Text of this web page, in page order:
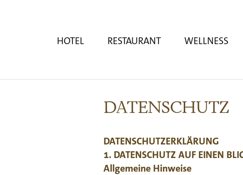
HOTEL RESTAURANT WELLNESS
DATENSCHUTZ
DATENSCHUTZ­ERKLÄRUNG
1. DATENSCHUTZ AUF EINEN
Allgemeine Hinweise